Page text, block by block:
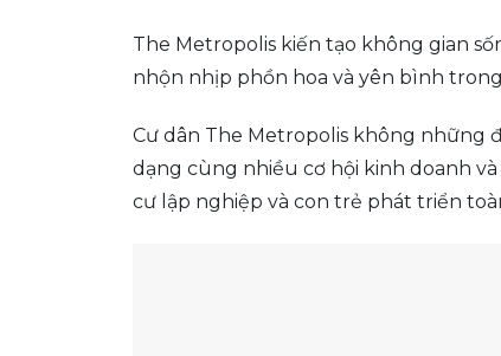
The Metropolis kiến tạo không gian
nhộn nhịp phồn hoa và yên bình
Cư dân The Metropolis không những
dạng cùng nhiều cơ hội kinh doanh
cư lập nghiệp và con trẻ phát triển